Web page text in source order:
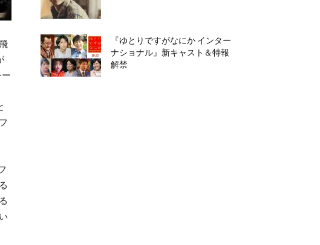
『ゆとりですがなにか インター
ナショナル』新キャスト＆特報
解禁